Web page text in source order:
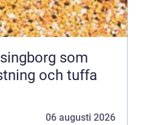
som
och tuffa
06 augusti 2026